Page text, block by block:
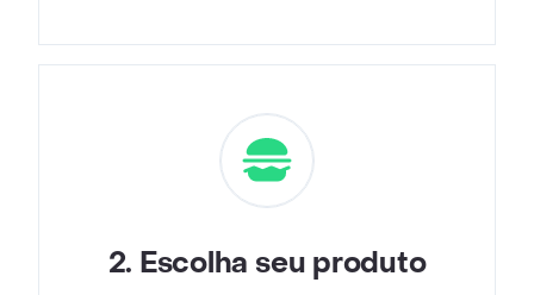
2. Escolha seu produto